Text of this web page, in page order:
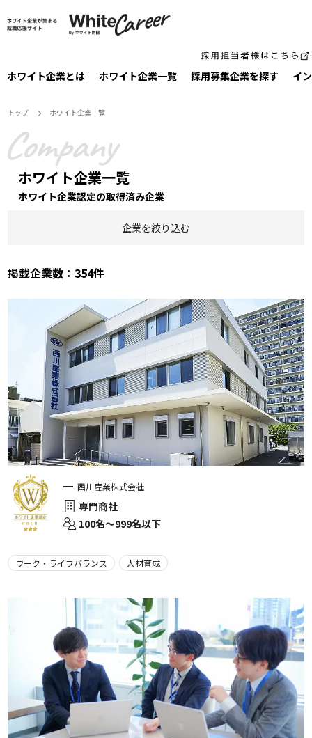
ホワイト企業とは ホワイト企業一覧 採⽤募集企業を探す イ
トップ ホワイト企業一覧
ホワイト企業⼀覧
ホワイト企業認定の取得済み企業
企業を絞り込む
掲載企業数：354件
西川産業株式会社
専門商社
100名〜999名以下
ワーク・ライフバランス 人材育成